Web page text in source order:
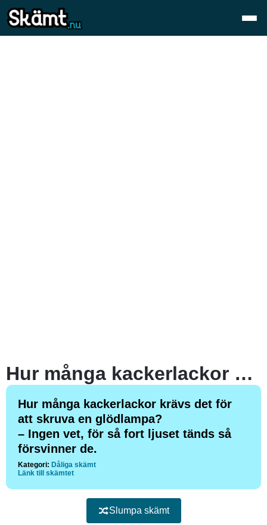
Hur många kackerlackor krävs det för att skruva en glödlampa?
Hur många kackerlackor krävs det för
att skruva en glödlampa?
– Ingen vet, för så fort ljuset tänds så
försvinner de.
Kategori: Dåliga skämt
Länk till skämtet
Slumpa skämt